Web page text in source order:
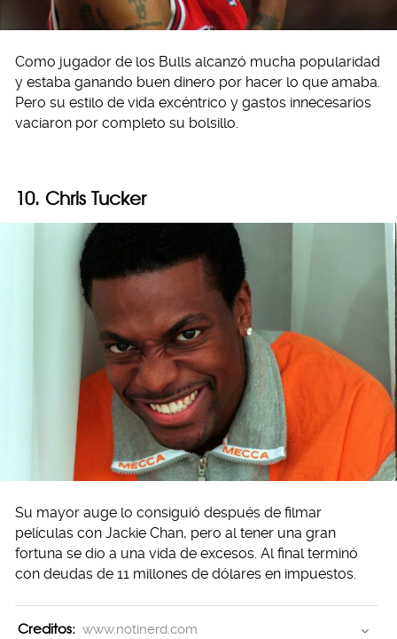
Como jugador de los Bulls alcanzó mucha popularidad
y estaba ganando buen dinero por hacer lo que amaba.
Pero su estilo de vida excéntrico y gastos innecesarios
vaciaron por completo su bolsillo.
10. Chris Tucker
Su mayor auge lo consiguió después de filmar
películas con Jackie Chan, pero al tener una gran
fortuna se dio a una vida de excesos. Al final terminó
con deudas de 11 millones de dólares en impuestos.
Creditos: www.notinerd.com